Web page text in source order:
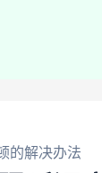
的解决办法